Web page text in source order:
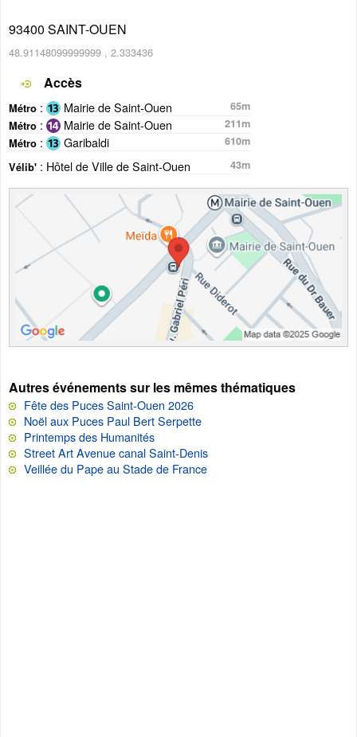
93400 SAINT-OUEN
48.91148099999999 , 2.333436
Accès
Métro : Mairie de Saint-Ouen
65m
Métro : Mairie de Saint-Ouen
211m
Métro : Garibaldi
610m
Vélib' : Hôtel de Ville de Saint-Ouen 43m
Autres événements sur les mêmes thématiques
Fête des Puces Saint-Ouen 2026
Noël aux Puces Paul Bert Serpette
Printemps des Humanités
Street Art Avenue canal Saint-Denis
Veillée du Pape au Stade de France